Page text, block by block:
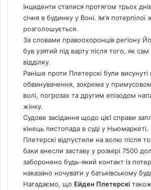
Інциденти сталися протягом трьох
січня в будинку у Воні. Ім’я потерпілої
розголошується.
За словами правоохоронців регіону
був узятий під варту після того, як сам
відділку.
Раніше проти Плетерскі були
обвинувачення, зокрема у
волі, погрозах та другим епізодом
жінку.
Судове засідання щодо цієї справи
кінець листопада в суді у Ньюмаркеті.
Плетерскі відпустили на волю після
баки внесли заставу у розмірі 7500
заборонено будь-який контакт із
наказано ночувати у батьківському
Нагадаємо, що Ейден Плетерскі